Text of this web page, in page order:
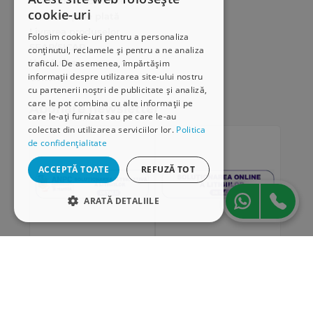
cookie-uri
Folosim cookie-uri pentru a personaliza
conținutul, reclamele și pentru a ne analiza
traficul. De asemenea, împărtășim
informații despre utilizarea site-ului nostru
cu partenerii noștri de publicitate și analiză,
care le pot combina cu alte informații pe
care le-ați furnizat sau pe care le-au
colectat din utilizarea serviciilor lor. Politica
de confidențialitate
ACCEPTĂ TOATE REFUZĂ TOT
ARATĂ DETALIILE
Modalități de plată
Livrarea produselor
SEAP/SICAP
Hartă site
Cariere
Abonare newsletter